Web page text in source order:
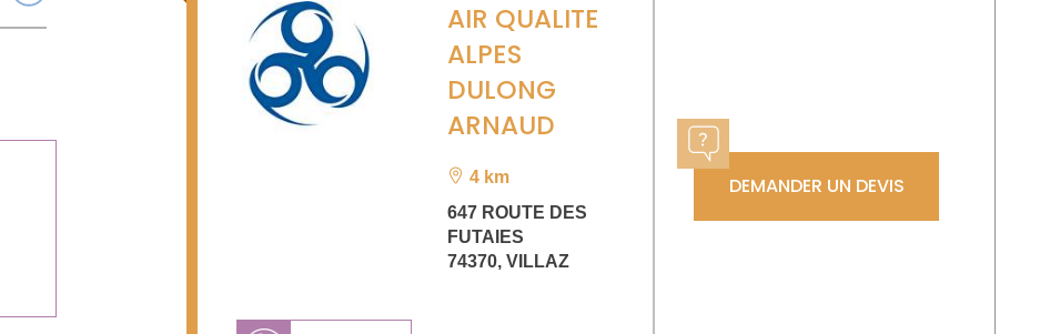
AIR QUALITE
ALPES
DULONG
ARNAUD
4 km
647 ROUTE DES
FUTAIES
74370,VILLAZ
DEMANDER UN DEVIS